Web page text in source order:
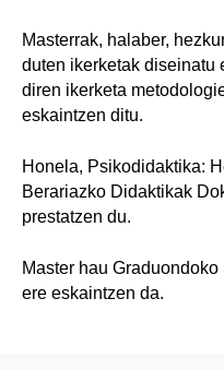
Masterrak, halaber,
duten ikerketak diseinatu
diren ikerketa
eskaintzen ditu.
Honela, Psikodidaktika:
Berariazko Didaktikak
prestatzen du.
Master hau
ere eskaintzen da.